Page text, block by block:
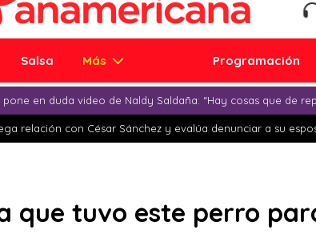
Salsa Más Programación
pone en duda video de Naldy Saldaña: “Hay cosas que de
relación con César Sánchez y evalúa denunciar a su
que tuvo este perro